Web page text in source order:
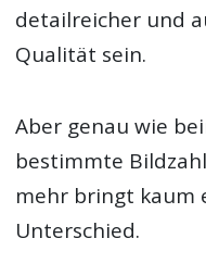
detailreicher und
Qualität sein.
Aber genau wie
bestimmte
mehr bringt kaum
Unterschied.